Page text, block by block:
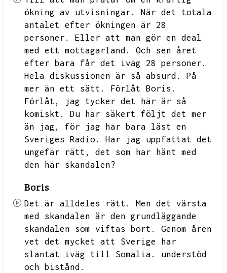
ökning av utvisningar.
När det totala
antalet efter ökningen är 28
personer.
Eller att man gör en deal
med ett mottagarland.
Och sen året
efter bara får det iväg 28 personer.
Hela diskussionen är så absurd.
På
mer än ett sätt.
Förlåt Boris.
Förlåt,
jag tycker det här är så
komiskt.
Du har säkert följt det mer
än jag,
för jag har bara läst en
Sveriges Radio.
Har jag uppfattat det
ungefär rätt,
det som har hänt med
den här skandalen?
Boris
Det är alldeles rätt.
Men det värsta
med skandalen är den grundläggande
skandalen som viftas bort.
Genom åren
vet det mycket att Sverige har
slantat iväg till Somalia.
understöd
och bistånd.